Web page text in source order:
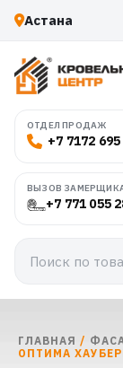
ОТДЕЛ ПРОДАЖ
+7 7172
ВЫЗОВ
+7 771 055
ГЛАВНАЯ /
ОПТИМА